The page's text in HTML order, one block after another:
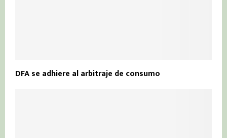
DFA se adhiere al arbitraje de consumo